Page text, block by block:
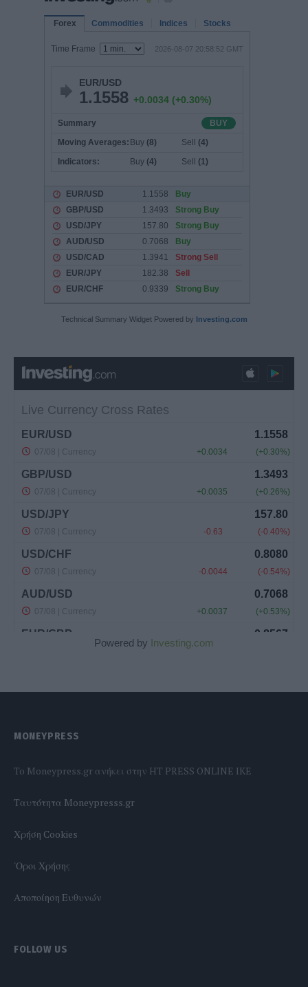
Technical Summary Widget Powered by Investing.com
Powered by Investing.com
MONEYPRESS
To Moneypress.gr ανήκει στην HT PRESS ONLINE IKE
Tαυτότητα Moneypresss.gr
Χρήση Cookies
'Οροι Χρήσης
Αποποίηση Ευθυνών
FOLLOW US